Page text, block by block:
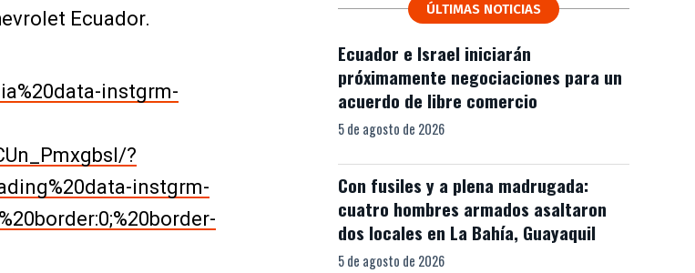
Ecuador.
instgrm-
?
instgrm-
ÚLTIMAS NOTICIAS
Ecuador e Israel iniciarán
próximamente negociaciones para un
acuerdo de libre comercio
5 de agosto de 2026
Con fusiles y a plena madrugada:
cuatro hombres armados asaltaron
dos locales en La Bahía, Guayaquil
5 de agosto de 2026